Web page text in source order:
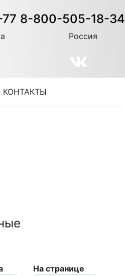
8-800-505-18-34
Россия
КОНТАКТЫ
На странице